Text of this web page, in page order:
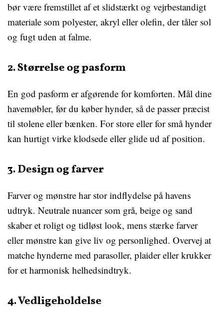
bør være fremstillet af et slidstærkt og vejrbestandigt
materiale som polyester, akryl eller olefin, der tåler sol
og fugt uden at falme.
2. Størrelse og pasform
En god pasform er afgørende for komforten. Mål dine
havemøbler, før du køber hynder, så de passer præcist
til stolene eller bænken. For store eller for små hynder
kan hurtigt virke klodsede eller glide ud af position.
3. Design og farver
Farver og mønstre har stor indflydelse på havens
udtryk. Neutrale nuancer som grå, beige og sand
skaber et roligt og tidløst look, mens stærke farver
eller mønstre kan give liv og personlighed. Overvej at
matche hynderne med parasoller, plaider eller krukker
for et harmonisk helhedsindtryk.
4. Vedligeholdelse